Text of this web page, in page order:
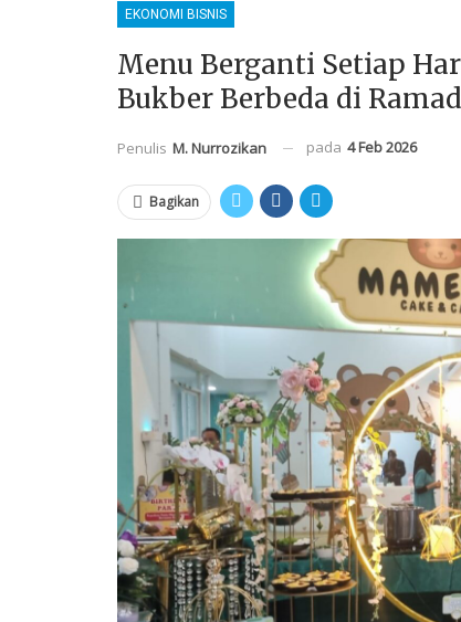
EKONOMI BISNIS
Menu Berganti Setiap
Bukber Berbeda di
Penulis M. Nurrozikan pada 4 Feb 2026
Bagikan